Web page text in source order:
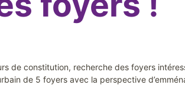
de constitution, recherche des foyers
de 5 foyers avec la perspective